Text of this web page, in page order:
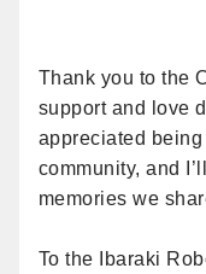
Thank you to the
support and love
appreciated
community, and
memories we
To the Ibaraki